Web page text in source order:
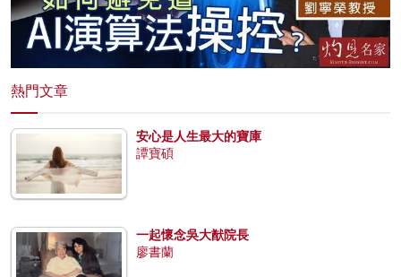
熱門文章
安心是人生最大的寶庫
譚寶碩
一起懷念吳大猷院長
廖書蘭